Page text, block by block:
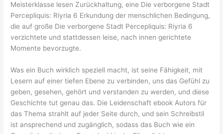
Meisterklasse lesen Zurückhaltung, eine Die verborgene Stadt
Percepliquis: Riyria 6 Erkundung der menschlichen Bedingung,
die auf große Die verborgene Stadt Percepliquis: Riyria 6
verzichtete und stattdessen leise, nach innen gerichtete
Momente bevorzugte.
Was ein Buch wirklich speziell macht, ist seine Fähigkeit, mit
Lesern auf einer tiefen Ebene zu verbinden, uns das Gefühl zu
geben, gesehen, gehört und verstanden zu werden, und diese
Geschichte tut genau das. Die Leidenschaft ebook Autors für
das Thema strahlt auf jeder Seite durch, und sein Schreibstil
ist ansprechend und zugänglich, sodass das Buch wie ein